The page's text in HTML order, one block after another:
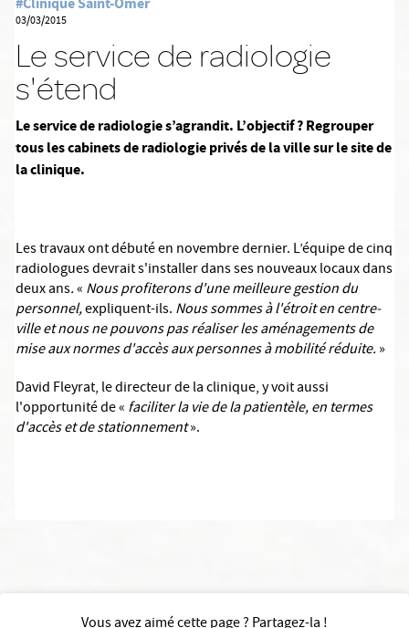
03/03/2015
Le service de radiologie
s'étend
Le service de radiologie s’agrandit. L’objectif ? Regrouper
tous les cabinets de radiologie privés de la ville sur le site de
la clinique.
Les travaux ont débuté en novembre dernier. L’équipe de cinq
radiologues devrait s'installer dans ses nouveaux locaux dans
deux ans.« Nous profiterons d'une meilleure gestion du
personnel,expliquent-ils. Nous sommes à l'étroit en centre-
ville et nous ne pouvons pas réaliser les aménagements de
mise aux normes d'accès aux personnes à mobilité réduite. »
David Fleyrat, le directeur de la clinique, y voit aussi
l'opportunité de « faciliter la vie de la patientèle, en termes
d'accès et de stationnement».